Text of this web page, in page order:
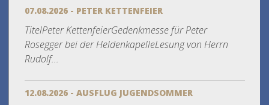
07.08.2026 - PETER KETTENFEIER
TitelPeter KettenfeierGedenkmesse für Peter
Rosegger bei der HeldenkapelleLesung von Herrn
Rudolf...
12.08.2026 - AUSFLUG JUGENDSOMMER